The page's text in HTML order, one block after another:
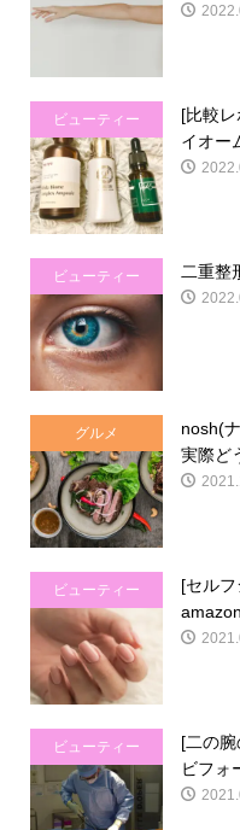
ビューティー
[比較
イオー
ビューティー 二重
グルメ
nosh(
実際ど
ビューティー
[セル
amazon
ビューティー
[二の
ビフォ